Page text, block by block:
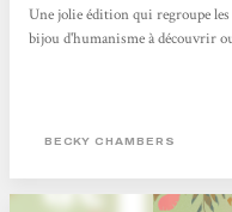
Une jolie édition qui regroupe
bijou d'humanisme à découvrir
BECKY CHAMBERS